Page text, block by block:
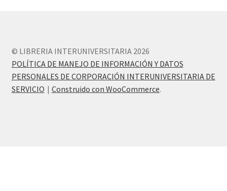
© LIBRERIA INTERUNIVERSITARIA 2026
POLÍTICA DE MANEJO DE INFORMACIÓN Y DATOS
PERSONALES DE CORPORACIÓN INTERUNIVERSITARIA DE
SERVICIO
Construido con WooCommerce.